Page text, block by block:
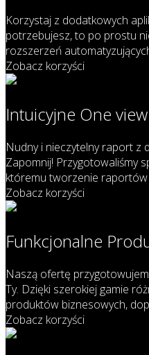
Korzystaj z dodatkowych
potrzebujesz, to po prostu
rozszerzeń
Zobacz korzyści
Intuicyjne One
Nudny i nieczytelny raport z
Zapomnij! Przygotowaliśmy
któremu tworzenie raportów
Zobacz korzyści
Funkcjonalne
Naszą ofertę
Ty. Dzięki szerokiej gamie
produktów biznesowych,
Zobacz korzyści